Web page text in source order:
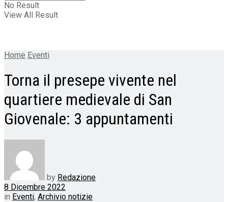
No Result
View All Result
Home Eventi
Torna il presepe vivente nel
quartiere medievale di San
Giovenale: 3 appuntamenti
by Redazione
8 Dicembre 2022
in Eventi, Archivio notizie